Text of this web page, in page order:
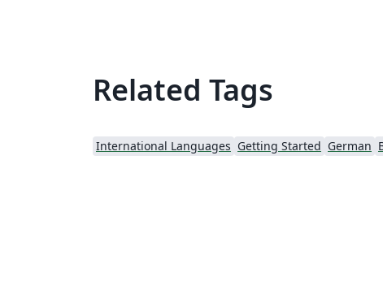
Related Tags
International Languages Getting Started German